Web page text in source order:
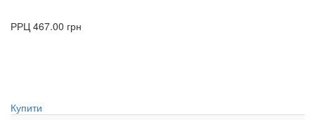
РРЦ 467.00 грн
Купити